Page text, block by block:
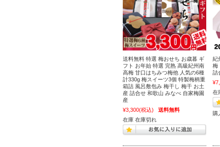
送料無料 特選 梅おせち お歳暮 ギ
フト お年始 特選 完熟 高級紀州南
高梅 甘口はちみつ梅他 人気の6種
計330g 梅スイーツ3個 特製梅柄重
箱詰 風呂敷包み 梅干し 梅干 お土
産 詰合せ 和歌山 みなべ 自家梅園
産
¥3,300(税込)
送料無料
在庫 在庫切れ
紀
梅
詰
在
購